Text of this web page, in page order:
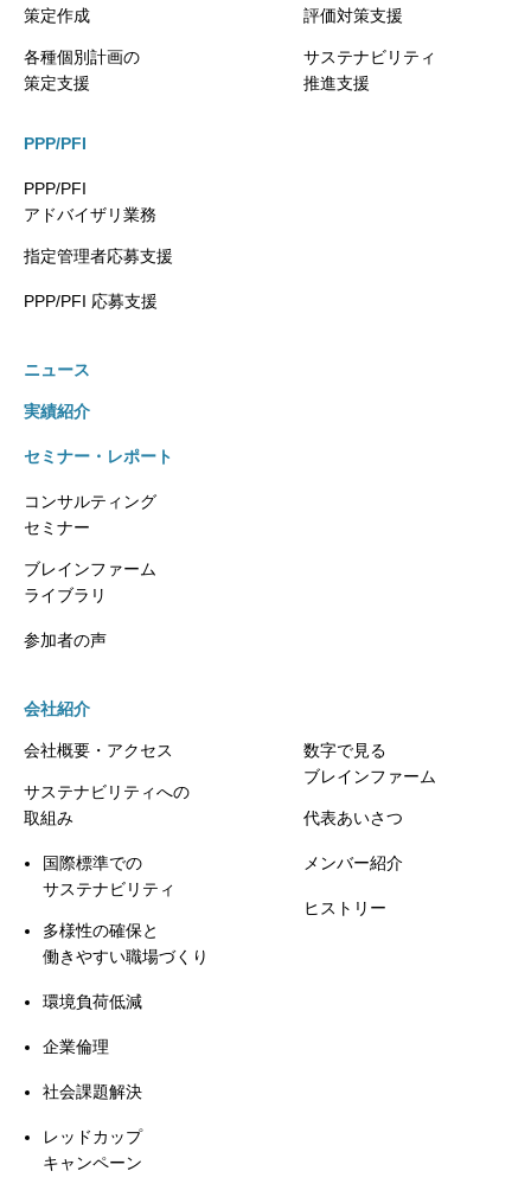
策定作成
各種個別計画の
策定支援
評価対策支援
サステナビリティ
推進支援
PPP/PFI
PPP/PFI
アドバイザリ業務
指定管理者応募支援
PPP/PFI 応募支援
ニュース
実績紹介
セミナー・レポート
コンサルティング
セミナー
ブレインファーム
ライブラリ
参加者の声
会社紹介
会社概要・アクセス
サステナビリティへの
取組み
国際標準での
サステナビリティ
多様性の確保と
働きやすい職場づくり
環境負荷低減
企業倫理
社会課題解決
レッドカップ
キャンペーン
数字で見る
ブレインファーム
代表あいさつ
メンバー紹介
ヒストリー